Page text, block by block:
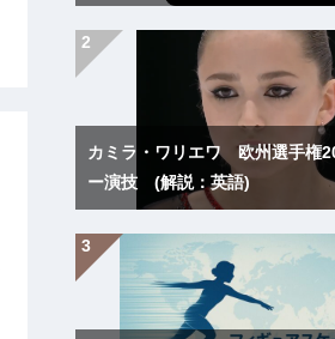
カミラ・ワリエワ 欧州選手権
ー演技 (解説：英語)